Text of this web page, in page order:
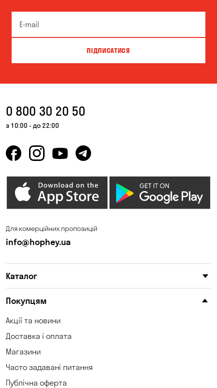
ПІДПИСАТИСЯ
0 800 30 20 50
з 10:00 - до 22:00
Для комерційних пропозицій
info@hophey.ua
Каталог
Покупцям
Акції та новини
Доставка і оплата
Магазини
Часто задавані питання
Публічна оферта